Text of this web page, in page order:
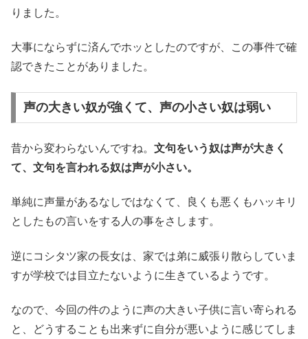
りました。
大事にならずに済んでホッとしたのですが、この事件で確
認できたことがありました。
声の大きい奴が強くて、声の小さい奴は弱い
昔から変わらないんですね。 文句をいう奴は声が大きく
て、文句を言われる奴は声が小さい。
単純に声量があるなしではなくて、良くも悪くもハッキリ
としたもの言いをする人の事をさします。
逆にコシタツ家の長女は、家では弟に威張り散らしていま
すが学校では目立たないように生きているようです。
なので、今回の件のように声の大きい子供に言い寄られる
と、どうすることも出来ずに自分が悪いように感じてしま